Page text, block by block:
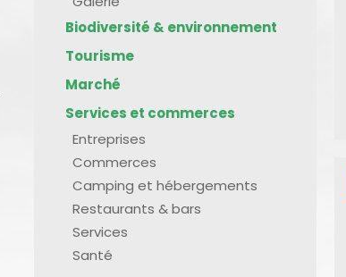
Biodiversité & environnement
Tourisme
Marché
Services et commerces
Entreprises
Commerces
Camping et hébergements
Restaurants & bars
Services
Santé